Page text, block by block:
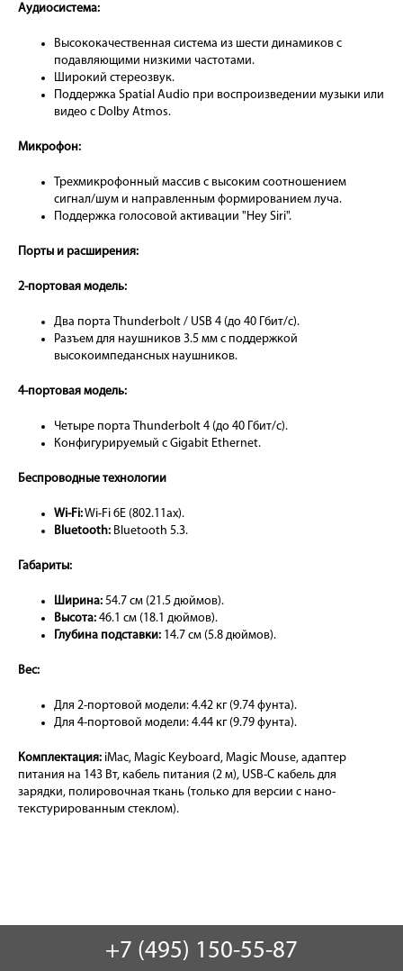
Аудиосистема:
Высококачественная система из шести динамиков с
подавляющими низкими частотами.
Широкий стереозвук.
Поддержка Spatial Audio при воспроизведении музыки или
видео с Dolby Atmos.
Микрофон:
Трехмикрофонный массив с высоким соотношением
сигнал/шум и направленным формированием луча.
Поддержка голосовой активации "Hey Siri".
Порты и расширения:
2-портовая модель:
Два порта Thunderbolt / USB 4 (до 40 Гбит/с).
Разъем для наушников 3.5 мм с поддержкой
высокоимпедансных наушников.
4-портовая модель:
Четыре порта Thunderbolt 4 (до 40 Гбит/с).
Конфигурируемый с Gigabit Ethernet.
Беспроводные технологии
Wi-Fi:Wi-Fi 6E (802.11ax).
Bluetooth: Bluetooth 5.3.
Габариты:
Ширина: 54.7 см (21.5 дюймов).
Высота: 46.1 см (18.1 дюймов).
Глубина подставки: 14.7 см (5.8 дюймов).
Вес:
Для 2-портовой модели: 4.42 кг (9.74 фунта).
Для 4-портовой модели: 4.44 кг (9.79 фунта).
Комплектация: iMac, Magic Keyboard, Magic Mouse, адаптер
питания на 143 Вт, кабель питания (2 м), USB-C кабель для
зарядки, полировочная ткань (только для версии с нано-
текстурированным стеклом).
+7 (495) 150-55-87